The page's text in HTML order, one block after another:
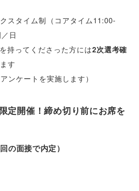
スタイム制 （ コアタイム11:00-
日
持ってくださった方には2次選考確
す
ンケートを実施します）
定開催！締め切り前にお席を
の面接で内定）